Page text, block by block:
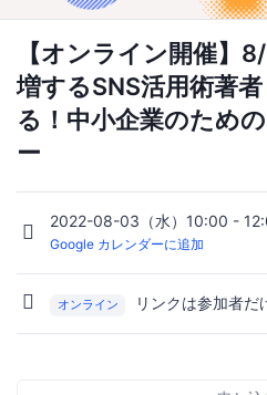
【オンライン開催】
増するSNS活用術著
る！中小企業のため
ー
2022-08-03（水）10:00 -
Google カレンダーに追加
オンライン リンクは参加者だ